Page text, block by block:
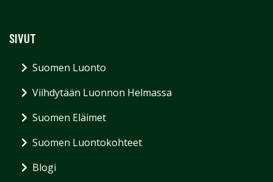
SIVUT
Suomen Luonto
Viihdytään Luonnon Helmassa
Suomen Eläimet
Suomen Luontokohteet
Blogi